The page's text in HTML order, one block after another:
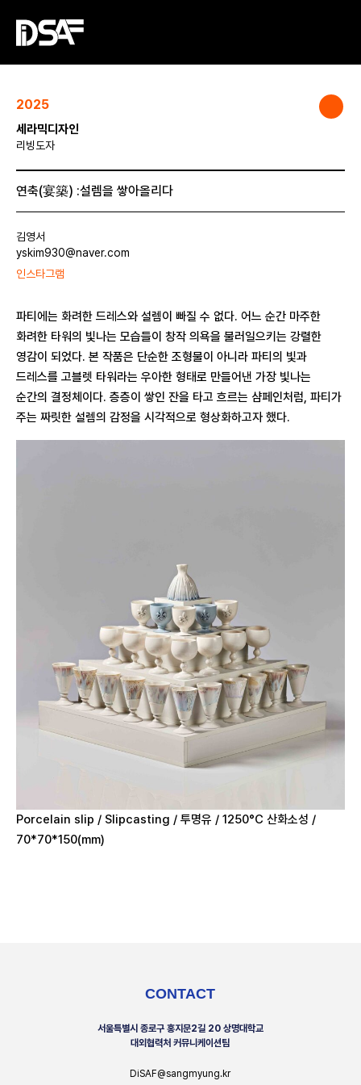
2025
세라믹디자인
리빙도자
연축(宴築) :설렘을 쌓아올리다
김영서
yskim930@naver.com
인스타그램
파티에는 화려한 드레스와 설렘이 빠질 수 없다. 어느 순간 마주한
화려한 타워의 빛나는 모습들이 창작 의욕을 불러일으키는 강렬한
영감이 되었다. 본 작품은 단순한 조형물이 아니라 파티의 빛과
드레스를 고블렛 타워라는 우아한 형태로 만들어낸 가장 빛나는
순간의 결정체이다. 층층이 쌓인 잔을 타고 흐르는 샴페인처럼, 파티가
주는 짜릿한 설렘의 감정을 시각적으로 형상화하고자 했다.
Porcelain slip / Slipcasting / 투명유 / 1250°C 산화소성 /
70*70*150(mm)
CONTACT
서울특별시 종로구 홍지문2길 20 상명대학교
대외협력처 커뮤니케이션팀
DiSAF@sangmyung.kr